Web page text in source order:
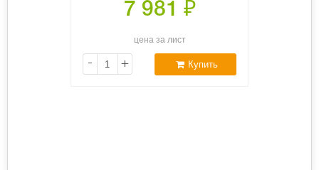
7 981 ₽
цена за лист
- + Купить